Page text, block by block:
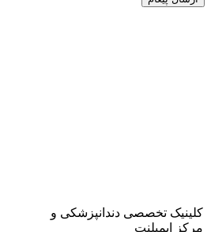
کلینیک تخصصی دندانپزشکی و
مرکز ایمپلنت